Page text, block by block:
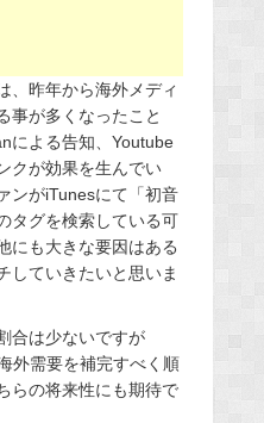
、昨年から海外メディ
事が多くなったこと
による告知、Youtube
クが効果を生んでい
ンがiTunesにて「初音
タグを検索している可
にも大きな要因はある
していきたいと思いま
合は少ないですが
外需要を補完すべく順
らの将来性にも期待で